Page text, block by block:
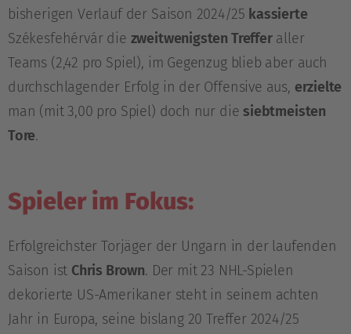
bisherigen Verlauf der Saison 2024/25 kassierte
Székesfehérvár die zweitwenigsten Trefferaller
Teams (2,42 pro Spiel), im Gegenzug blieb aber auch
durchschlagender Erfolg in der Offensive aus, erzielte
man (mit 3,00 pro Spiel) doch nur diesiebtmeisten
Tore.
Spieler im Fokus:
Erfolgreichster Torjäger der Ungarn in der laufenden
Saison ist Chris Brown. Der mit 23 NHL-Spielen
dekorierte US-Amerikaner steht in seinem achten
Jahr in Europa, seine bislang 20 Treffer 2024/25